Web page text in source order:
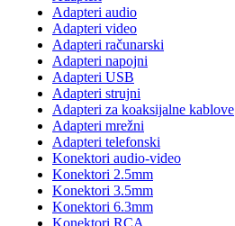
Adapteri audio
Adapteri video
Adapteri računarski
Adapteri napojni
Adapteri USB
Adapteri strujni
Adapteri za koaksijalne kablove
Adapteri mrežni
Adapteri telefonski
Konektori audio-video
Konektori 2.5mm
Konektori 3.5mm
Konektori 6.3mm
Konektori RCA